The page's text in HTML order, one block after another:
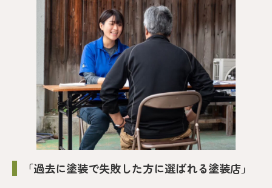
「過去に塗装で失敗した方に選ばれる塗装店」